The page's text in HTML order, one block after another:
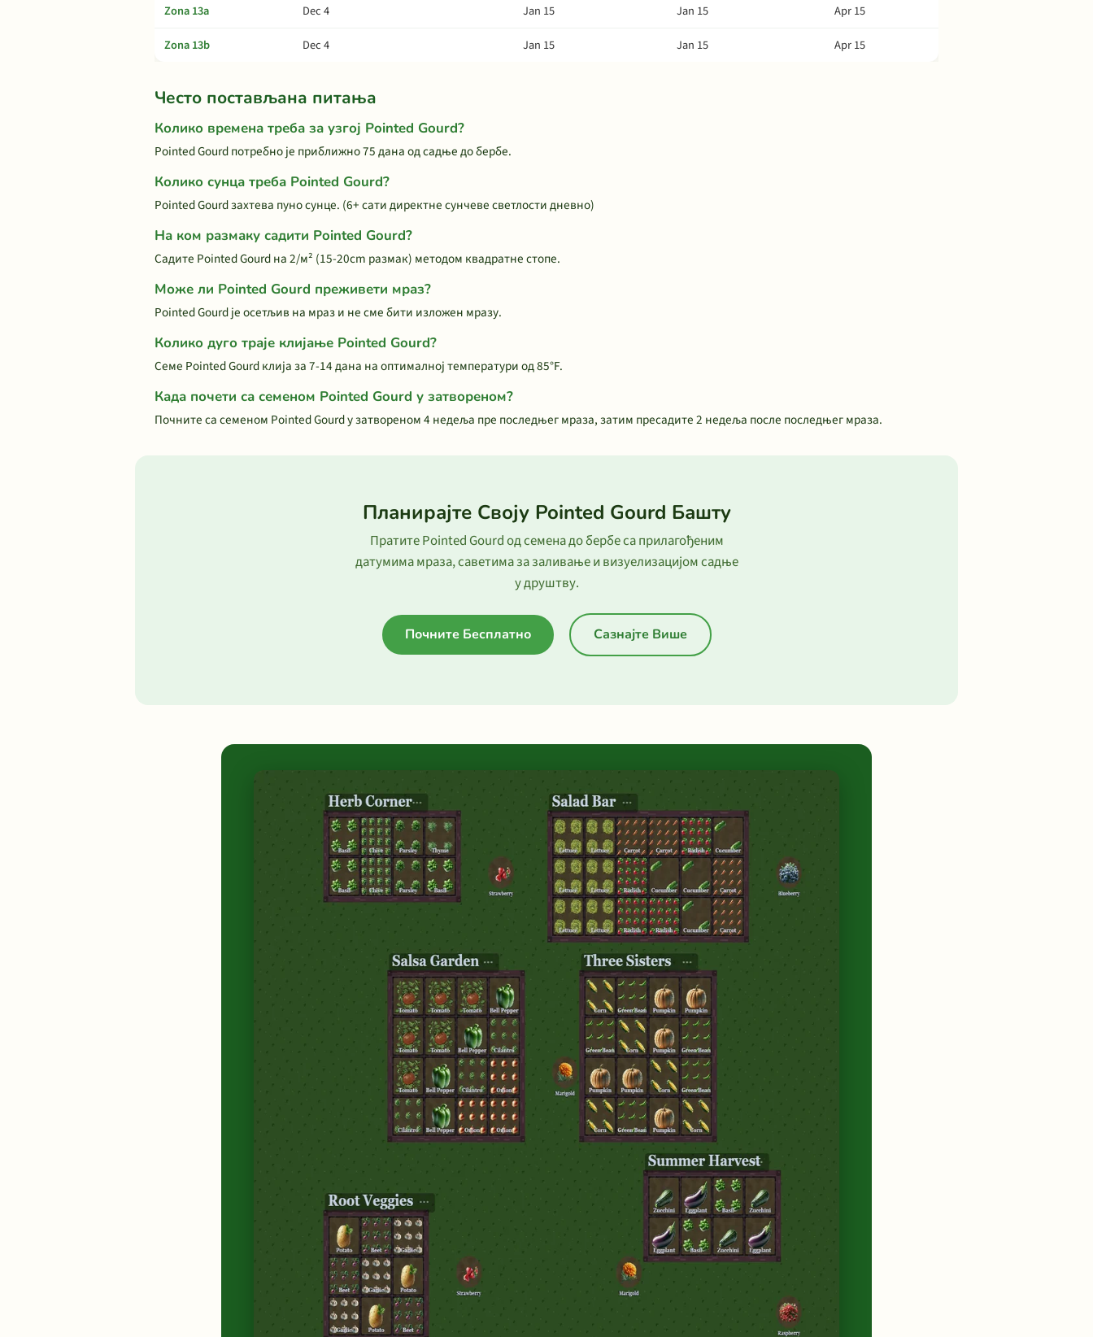
Zona 13a
Dec 4 Jan 15 Jan 15
Apr 15
Zona 13b
Dec 4 Jan 15 Jan 15 Apr 15
Често постављана питања
Колико времена треба за узгој Pointed Gourd?
Pointed Gourd потребно је приближно 75 дана од садње до бербе.
Колико сунца треба Pointed Gourd?
Pointed Gourd захтева пуно сунце. (6+ сати директне сунчеве светлости дневно)
На ком размаку садити Pointed Gourd?
Садите Pointed Gourd на 2/м² (15-20cm размак) методом квадратне стопе.
Може ли Pointed Gourd преживети мраз?
Pointed Gourd је осетљив на мраз и не сме бити изложен мразу.
Колико дуго траје клијање Pointed Gourd?
Семе Pointed Gourd клија за 7-14 дана на оптималној температури од 85°F.
Када почети са семеном Pointed Gourd у затвореном?
Почните са семеном Pointed Gourd у затвореном 4 недеља пре последњег мраза, затим пресадите 2 недеља после последњег мраза.
Планирајте Своју Pointed Gourd Башту
Пратите Pointed Gourd од семена до бербе са прилагођеним
датумима мраза, саветима за заливање и визуелизацијом садње
у друштву.
Почните Бесплатно Сазнајте Више